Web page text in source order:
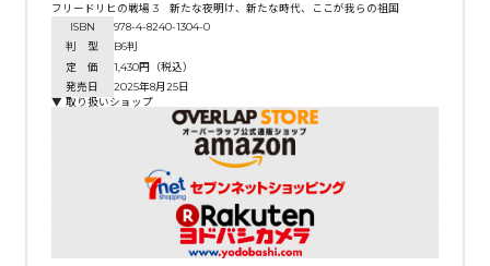
フリードリヒの戦場 3 新たな夜明け、新たな時代、ここが我らの祖国
ISBN
978-4-8240-1304-0
判 型
B6判
定 価
1,430円（税込）
発売日
2025年8月25日
▼ 取り扱いショップ